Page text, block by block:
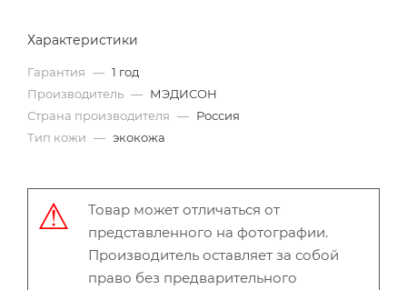
Характеристики
Гарантия — 1 год
Производитель — МЭДИСОН
Страна производителя — Россия
Тип кожи — экокожа
Товар может отличаться от
представленного на фотографии.
Производитель оставляет за собой
право без предварительного